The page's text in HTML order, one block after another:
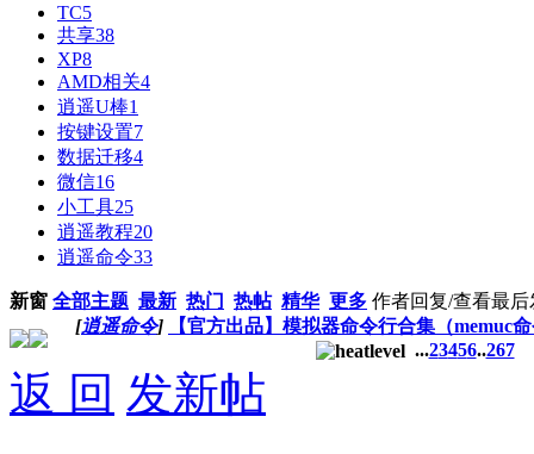
TC5
共享38
XP8
AMD相关4
逍遥U棒1
按键设置7
数据迁移4
微信16
小工具25
逍遥教程20
逍遥命令33
新窗 全部主题 最新 热门 热帖 精华 更多 作者回复/查看最后
[逍遥命令]
【官方出品】模拟器命令行合集（memuc
...23456..267
返 回 发新帖